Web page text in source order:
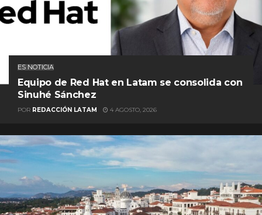
ES NOTICIA
Equipo de Red Hat en Latam se consolida con
Sinuhé Sánchez
POR REDACCIÓN LATAM 4 AGOSTO, 2026